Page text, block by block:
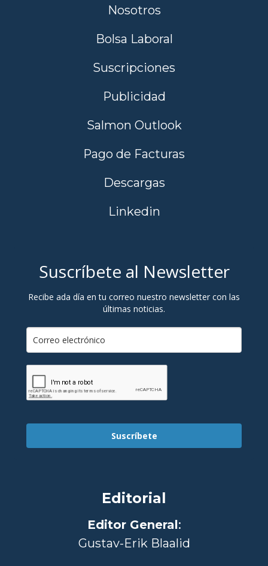
Nosotros
Bolsa Laboral
Suscripciones
Publicidad
Salmon Outlook
Pago de Facturas
Descargas
Linkedin
Suscríbete al Newsletter
Recibe ada día en tu correo nuestro newsletter con las
últimas noticias.
Suscríbete
Editorial
Editor General :
Gustav-Erik Blaalid